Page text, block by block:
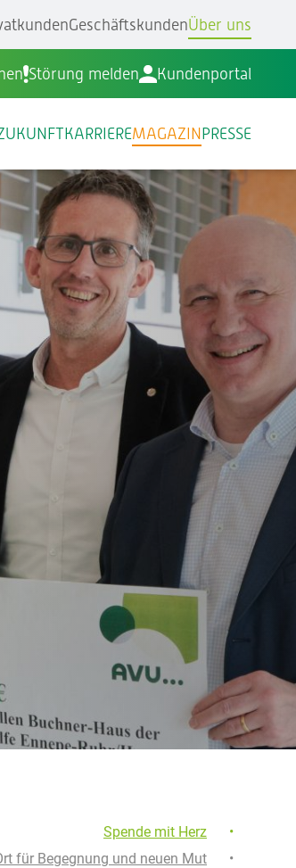
GeschäftskundenÜber uns
Störung melden Kundenportal
KARRIEREMAGAZINPRESSE
Spende mit Herz
für Begegnung und neuen Mut